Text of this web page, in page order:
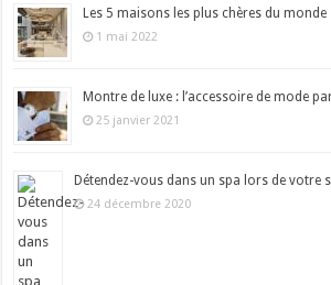
Les 5 maisons les plus chères du monde
1 mai 2022
Montre de luxe : l’accessoire de mode
25 janvier 2021
Détendez-vous dans un spa lors de votre
24 décembre 2020